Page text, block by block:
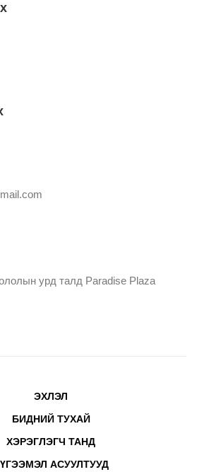
урд талд Paradise Plaza
ЭХЛЭЛ
БИДНИЙ ТУХАЙ
ХЭРЭГЛЭГЧ ТАНД
АСУУЛТУУД